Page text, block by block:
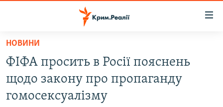
Перейти
основного
матеріалу
до
ВОДА.КРИМ
НОВИНИ
ФІФА просить в Росії пояснень
щодо закону про пропаганду
гомосексуалізму